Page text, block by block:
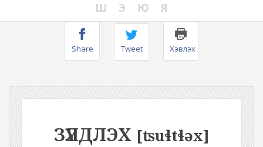
Ш
Э Ю Я
Share Tweet Хэвлэх
ЗҮЛДЛЭХ [ʦuɬtɬəx]